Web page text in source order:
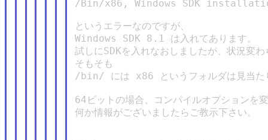
/Bin/x86, Windows SDK
というエラーなのですが、
Windows SDK 8.1 は入れてあります。
試しにSDKを入れなおしましたが、状況変
そもそも
/bin/ には x86 というフォルダは見当た
64ビットの場合、コンパイルオプションを
何か情報がございましたらご教示下さい。